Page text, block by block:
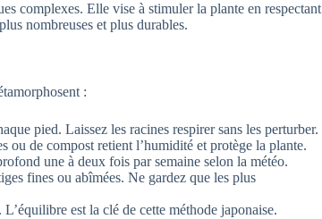
complexes. Elle vise à stimuler la plante en respectant
nombreuses et plus durables.
:
pied. Laissez les racines respirer sans les perturber.
ou de compost retient l’humidité et protège la plante.
une à deux fois par semaine selon la météo.
fines ou abîmées. Ne gardez que les plus
est la clé de cette méthode japonaise.